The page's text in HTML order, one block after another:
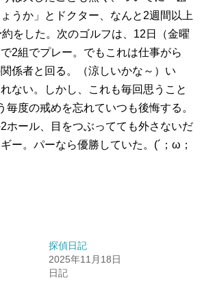
うか」とドクター、なんと2週間以上
をした。次のゴルフは、12日（金曜
2組でプレー。でもこれは仕事がら
係者と回る。（涼しいかな～）い
ない。しかし、これも毎回思うこと
毎度の戒めを忘れていつも後悔する。
ホール、目をつぶってても外さないだ
ー。パーなら優勝していた。(´；ω；
探偵日記
2025年11月18日
日記